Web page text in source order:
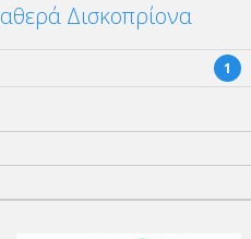
Δισκοπρίονα
1